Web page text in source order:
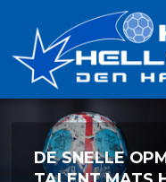
inhoud
DE SNELLE